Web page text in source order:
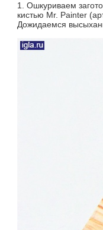
1. Ошкуриваем
кистью Mr. Painter
Дожидаемся